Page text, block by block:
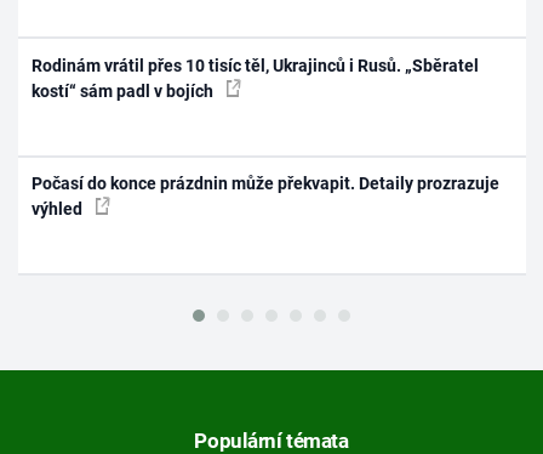
Rodinám vrátil přes 10 tisíc těl, Ukrajinců i Rusů. „Sběratel
kostí“ sám padl v bojích
Počasí do konce prázdnin může překvapit. Detaily prozrazuje
výhled
Populární témata